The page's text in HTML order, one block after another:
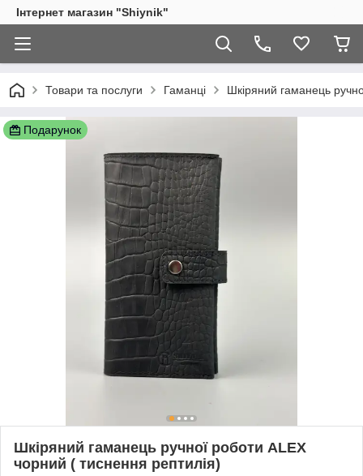
Інтернет магазин "Shiynik"
Товари та послуги Гаманці Шкіряний гаманець
Подарунок
Шкіряний гаманець ручної роботи ALEX
чорний ( тиснення рептилія)